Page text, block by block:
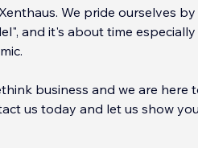
being what we call the "New
and it's about time
business and we are
Contact us today and let us show